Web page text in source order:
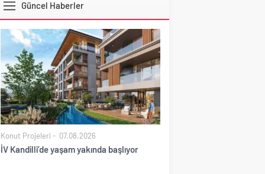
Güncel Haberler
Konut Projeleri 07.08.2026
İV Kandilli’de yaşam yakında başlıyor